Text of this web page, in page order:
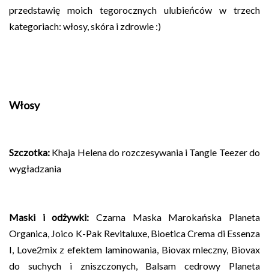
przedstawię moich tegorocznych ulubieńców w trzech
kategoriach: włosy, skóra i zdrowie :)
Włosy
Szczotka: Khaja Helena do rozczesywania i Tangle Teezer do
wygładzania
Maski i odżywki:
Czarna Maska Marokańska Planeta
Organica, Joico K-Pak Revitaluxe, Bioetica Crema di Essenza
I, Love2mix z efektem laminowania, Biovax mleczny, Biovax
do suchych i zniszczonych, Balsam cedrowy Planeta